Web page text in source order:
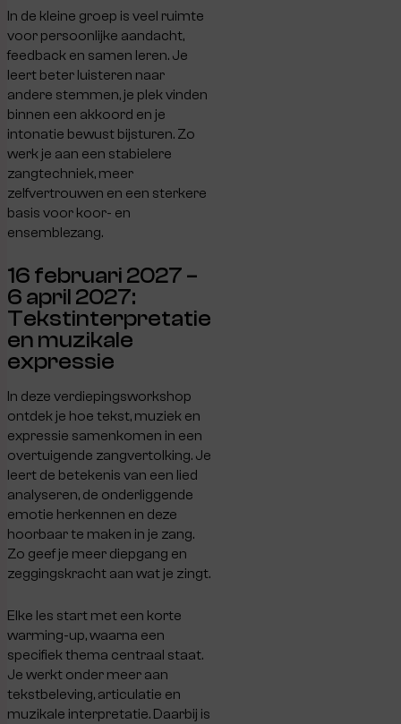
In de kleine groep is veel ruimte
voor persoonlijke aandacht,
feedback en samen leren. Je
leert beter luisteren naar
andere stemmen, je plek vinden
binnen een akkoord en je
intonatie bewust bijsturen. Zo
werk je aan een stabielere
zangtechniek, meer
zelfvertrouwen en een sterkere
basis voor koor- en
ensemblezang.
16 februari 2027 –
6 april 2027:
Tekstinterpretatie
en muzikale
expressie
In deze verdiepingsworkshop
ontdek je hoe tekst, muziek en
expressie samenkomen in een
overtuigende zangvertolking. Je
leert de betekenis van een lied
analyseren, de onderliggende
emotie herkennen en deze
hoorbaar te maken in je zang.
Zo geef je meer diepgang en
zeggingskracht aan wat je zingt.
Elke les start met een korte
warming-up, waarna een
specifiek thema centraal staat.
Je werkt onder meer aan
tekstbeleving, articulatie en
muzikale interpretatie. Daarbij is